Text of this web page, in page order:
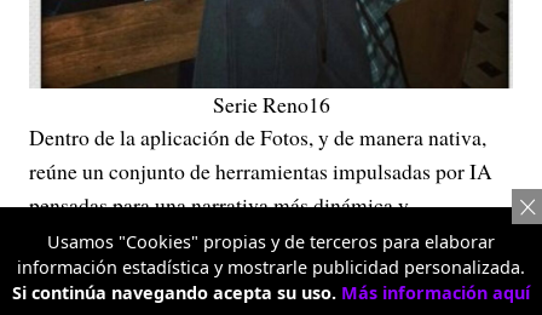
Serie Reno16
Dentro de la aplicación de Fotos, y de manera nativa,
reúne un conjunto de herramientas impulsadas por IA
pensadas para una narrativa más dinámica y
personalizada. El AI Remix Collage permite combinar
varias fotos o videos cortos en composiciones visuales
con capas, con stickers animados, contornos y texto, e
Usamos "Cookies" propias y de terceros para elaborar
información estadística y mostrarle publicidad personalizada.
Si continúa navegando acepta su uso. Más información aquí